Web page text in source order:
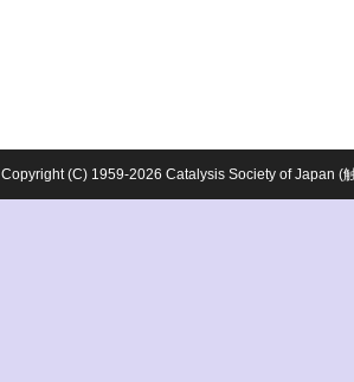
Copyright (C) 1959-2026 Catalysis Society of Japan (